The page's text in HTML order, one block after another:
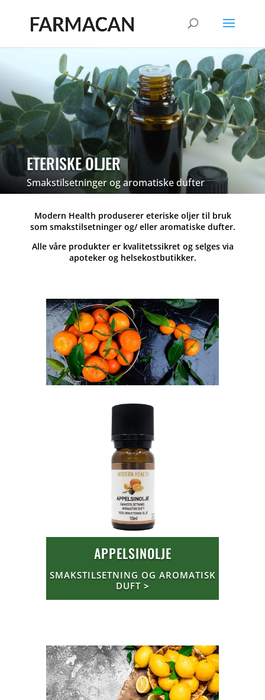
ETERISKE OLJER
Smakstilsetninger og aromatiske dufter
Modern Health produserer eteriske oljer til bruk
som smakstilsetninger og/ eller aromatiske dufter.
Alle våre produkter er kvalitetssikret og selges via
apoteker og helsekostbutikker.
APPELSINOLJE
SMAKSTILSETNING OG AROMATISK
DUFT >